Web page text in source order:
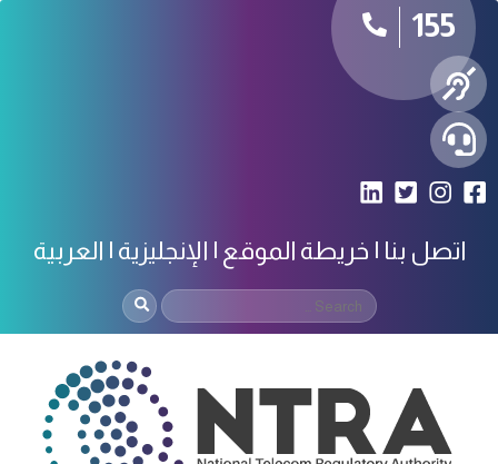
155
اتصل بنا خريطة الموقع الإنجليزية العربية